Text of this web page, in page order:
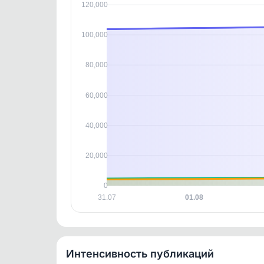
31.07 01.08
120,000
100,000
80,000
60,000
40,000
20,000
0
Интенсивность публикаций